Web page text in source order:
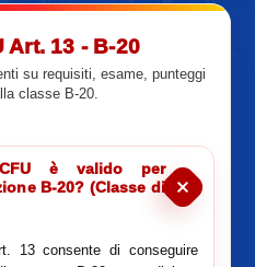
Art. 13 - B-20
su requisiti, esame, punteggi
classe B-20.
è valido per
B-20? (Classe di
13 consente di conseguire